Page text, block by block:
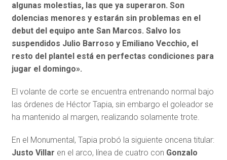
algunas molestias, las que ya superaron. Son
dolencias menores y estarán sin problemas en el
debut del equipo ante San Marcos. Salvo los
suspendidos Julio Barroso y Emiliano Vecchio, el
resto del plantel está en perfectas condiciones para
jugar el domingo».
El volante de corte se encuentra entrenando normal bajo
las órdenes de Héctor Tapia, sin embargo el goleador se
ha mantenido al margen, realizando solamente trote.
En el Monumental, Tapia probó la siguiente oncena titular:
Justo Villar en el arco, línea de cuatro con Gonzalo